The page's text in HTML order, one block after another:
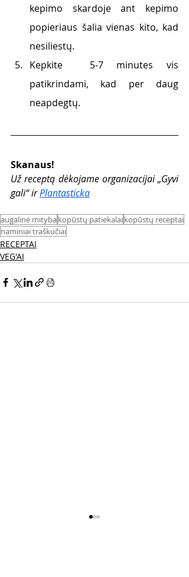
kepimo skardoje ant kepimo
popieriaus šalia vienas kito, kad
nesiliestų.
Kepkite  5-7 minutes vis
patikrindami, kad per daug
neapdegtų.
Skanaus!
Už receptą dėkojame organizacijai „Gyvi
gali“ irPlantasticka
augalinė mitybakopūstų patiekalaikopūstų receptai
naminiai traškučiai
RECEPTAI
VEG'AI